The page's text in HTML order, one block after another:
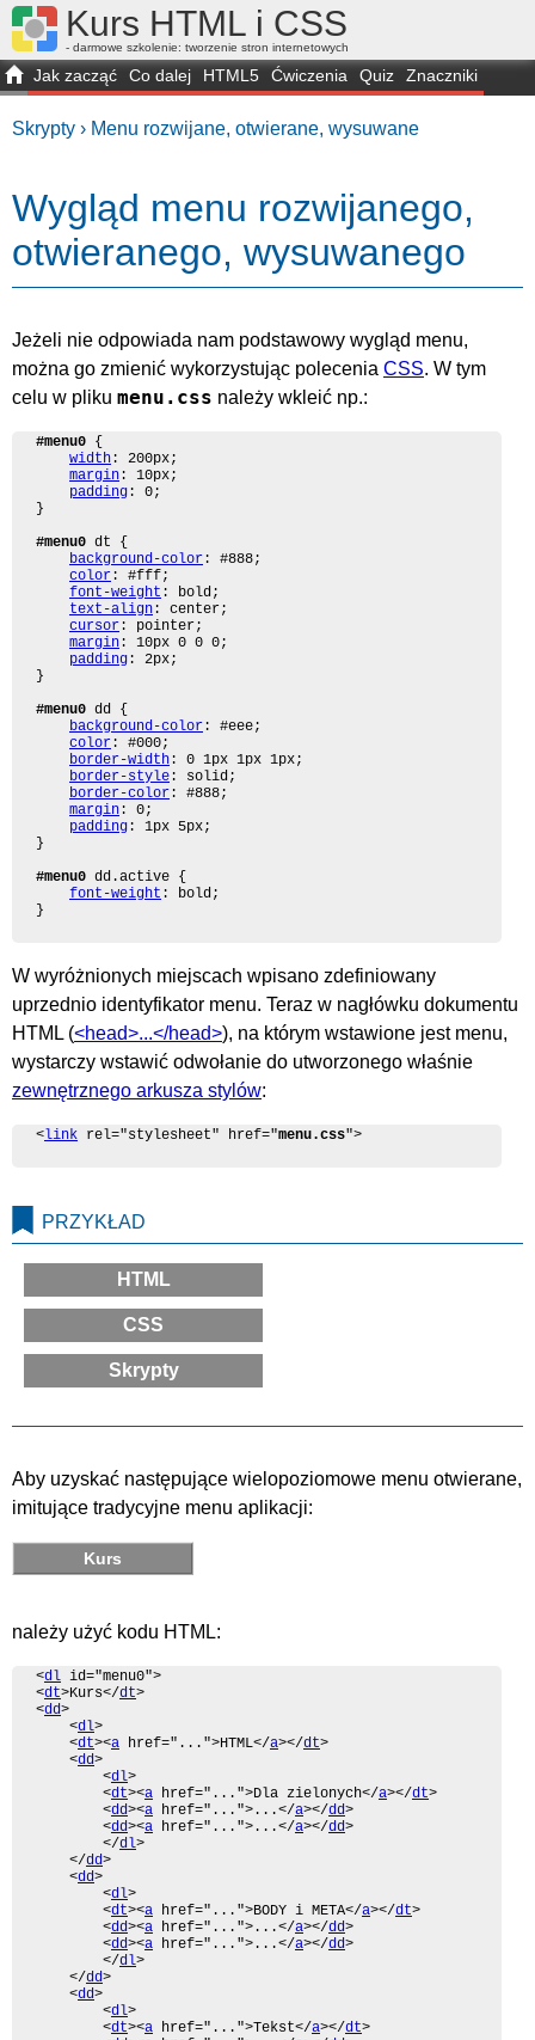
Kurs HTML i CSS
- darmowe szkolenie: tworzenie stron internetowych
Jak zacząć Co dalej HTML5 Ćwiczenia Quiz
Znaczniki
Skrypty › Menu rozwijane, otwierane, wysuwane
Wygląd menu rozwijanego,
otwieranego, wysuwanego
Jeżeli nie odpowiada nam podstawowy wygląd menu,
można go zmienić wykorzystując polecenia CSS. W tym
celu w pliku menu.css należy wkleić np.:
#menu0 {
width : 200px;
margin : 10px;
padding : 0;
}
#menu0 dt {
background-color : #888;
color : #fff;
font-weight : bold;
text-align : center;
cursor : pointer;
margin : 10px 0 0 0;
padding : 2px;
}
#menu0 dd {
background-color : #eee;
color : #000;
border-width : 0 1px 1px 1px;
border-style : solid;
border-color : #888;
margin : 0;
padding : 1px 5px;
}
#menu0 dd.active {
font-weight : bold;
}
W wyróżnionych miejscach wpisano zdefiniowany
uprzednio identyfikator menu. Teraz w nagłówku dokumentu
HTML (<head>...</head>), na którym wstawione jest menu,
wystarczy wstawić odwołanie do utworzonego właśnie
zewnętrznego arkusza stylów:
<link rel="stylesheet" href="menu.css">
PRZYKŁAD
HTML
CSS
Skrypty
Aby uzyskać następujące wielopoziomowe menu otwierane,
imitujące tradycyjne menu aplikacji:
Kurs
należy użyć kodu HTML:
<dl id="menu0">
<dt>Kurs</dt>
<dd>
	<
dl>
	<
dt><a href="...">HTML</a></dt>
	<
dd>
		<
dl>
		<
dt><a href="...">Dla zielonych</a></dt>
		<
dd><a href="...">...</a></dd>
		<
dd><a href="...">...</a></dd>
		</
dl>
	</
dd>
	<
dd>
		<
dl>
		<
dt><a href="...">BODY i META</a></dt>
		<
dd><a href="...">...</a></dd>
		<
dd><a href="...">...</a></dd>
		</
dl>
	</
dd>
	<
dd>
		<
dl>
		<
dt><a href="...">Tekst</a></dt>